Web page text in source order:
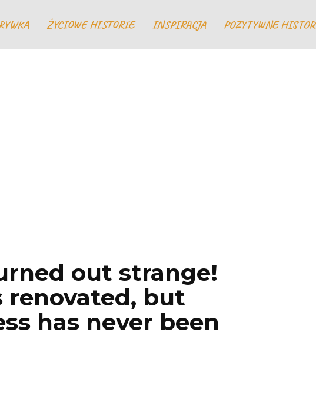
ŻYCIOWE HISTORIE INSPIRACJA POZYTYWNE
out strange!
renovated, but
has never been